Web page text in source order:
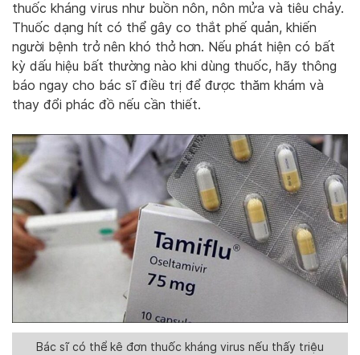
thuốc kháng virus như buồn nôn, nôn mửa và tiêu chảy.
Thuốc dạng hít có thể gây co thắt phế quản, khiến
người bệnh trở nên khó thở hơn. Nếu phát hiện có bất
kỳ dấu hiệu bất thường nào khi dùng thuốc, hãy thông
báo ngay cho bác sĩ điều trị để được thăm khám và
thay đổi phác đồ nếu cần thiết.
Bác sĩ có thể kê đơn thuốc kháng virus nếu thấy triệu